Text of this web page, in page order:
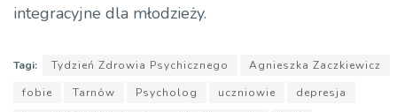
integracyjne dla młodzieży.
Tagi: Tydzień Zdrowia Psychicznego
Agnieszka Zaczkiewicz
fobie
Tarnów Psycholog uczniowie
depresja